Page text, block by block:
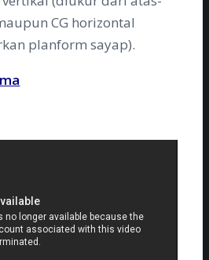
CG horizontal
planform sayap).